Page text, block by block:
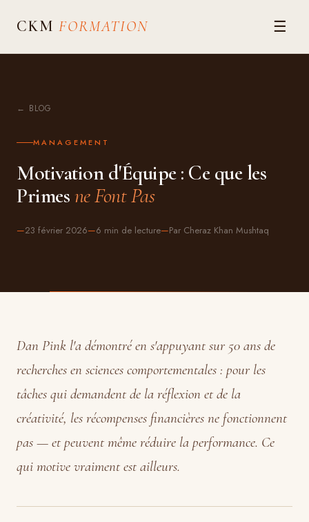
CKM FORMATION ☰
← BLOG
MANAGEMENT
Motivation d'Équipe : Ce que les
Primes ne Font Pas
—23 février 2026—6 min de lecture—Par Cheraz Khan Mushtaq
Dan Pink l'a démontré en s'appuyant sur 50 ans de
recherches en sciences comportementales : pour les
tâches qui demandent de la réflexion et de la
créativité, les récompenses financières ne fonctionnent
pas — et peuvent même réduire la performance. Ce
qui motive vraiment est ailleurs.